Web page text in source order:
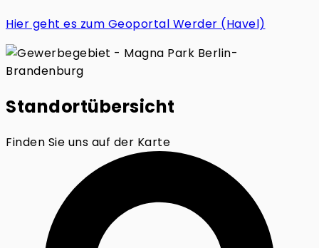
Hier geht es zum Geoportal Werder (Havel)
Standortübersicht
Finden Sie uns auf der Karte